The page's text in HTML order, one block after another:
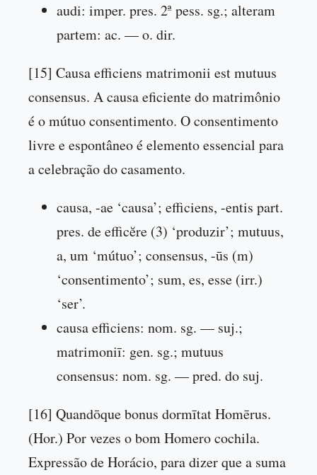
audi: imper. pres. 2ª pess. sg.; alteram
partem: ac. — o. dir.
[15] Causa efficiens matrimonii est mutuus
consensus. A causa eficiente do matrimônio
é o mútuo consentimento. O consentimento
livre e espontâneo é elemento essencial para
a celebração do casamento.
causa, -ae ‘causa’; efficiens, -entis part.
pres. de efficĕre (3) ‘produzir’; mutuus,
a, um ‘mútuo’; consensus, -ūs (m)
‘consentimento’; sum, es, esse (irr.)
‘ser’.
causa efficiens: nom. sg. — suj.;
matrimoniī: gen. sg.; mutuus
consensus: nom. sg. — pred. do suj.
[16] Quandōque bonus dormītat Homērus.
(Hor.) Por vezes o bom Homero cochila.
Expressão de Horácio, para dizer que a suma